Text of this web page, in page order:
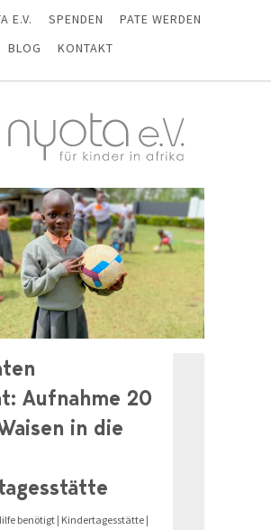
E.V. SPENDEN
PATE WERDEN
BLOG KONTAKT
Aufnahme 20
in die
benötigt| Kindertagesstätte |